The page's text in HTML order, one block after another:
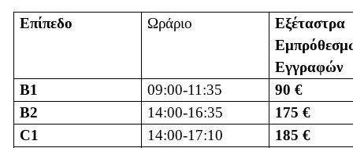
Επίπεδο Ωράριο
Εξέταστρα
Εγγραφών
B1
09:00-11:35
90 €
B2
14:00-16:35
175 €
C1
14:00-17:10
185 €